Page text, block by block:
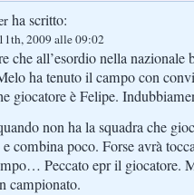
ha scritto:
2009 alle 09:02
che all’esordio nella nazionale
ha tenuto il campo con
giocatore è Felipe.
non ha la squadra che
e combina poco. Forse avrà
Peccato epr il giocatore.
campionato.